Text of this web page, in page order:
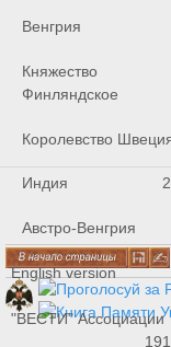
Венгрия
Княжество
Финляндское
Королевство
Индия
2
Австро-Венгрия
English version
"ВЕСТИ" Ассоциации